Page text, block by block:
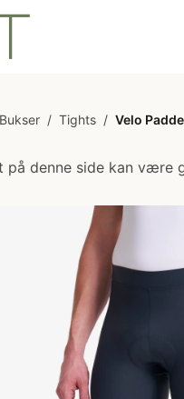
Bukser / Tights / Velo
på denne side kan være